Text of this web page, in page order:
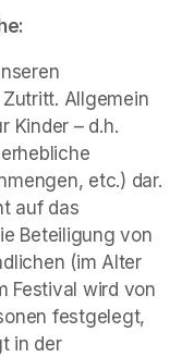
Allgemein
Kinder – d.h.
etc.) dar.
auf das
Beteiligung von
(im Alter
Festival wird von
festgelegt,
in der